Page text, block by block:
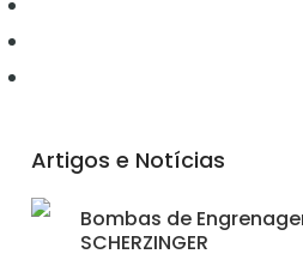
Artigos e Notícias
Bombas de
SCHERZINGER